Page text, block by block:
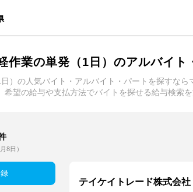
作業の単発（1日）のアルバイト
）の人気バイト・アルバイト・パートを探すな
希望の給与や支払方法でバイトを探せる給与検索を
8日）
テイケイトレード株式会